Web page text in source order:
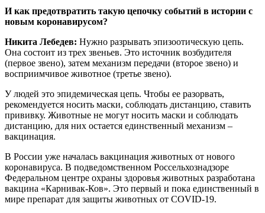
И как предотвратить такую цепочку событий в истории с
новым коронавирусом?
Никита Лебедев: Нужно разрывать эпизоотическую цепь.
Она состоит из трех звеньев. Это источник возбудителя
(первое звено), затем механизм передачи (второе звено) и
восприимчивое животное (третье звено).
У людей это эпидемическая цепь. Чтобы ее разорвать,
рекомендуется носить маски, соблюдать дистанцию, ставить
прививку. Животные не могут носить маски и соблюдать
дистанцию, для них остается единственный механизм –
вакцинация.
В России уже началась вакцинация животных от нового
коронавируса. В подведомственном Россельхознадзоре
Федеральном центре охраны здоровья животных разработана
вакцина «Карнивак-Ков». Это первый и пока единственный в
мире препарат для защиты животных от COVID-19.